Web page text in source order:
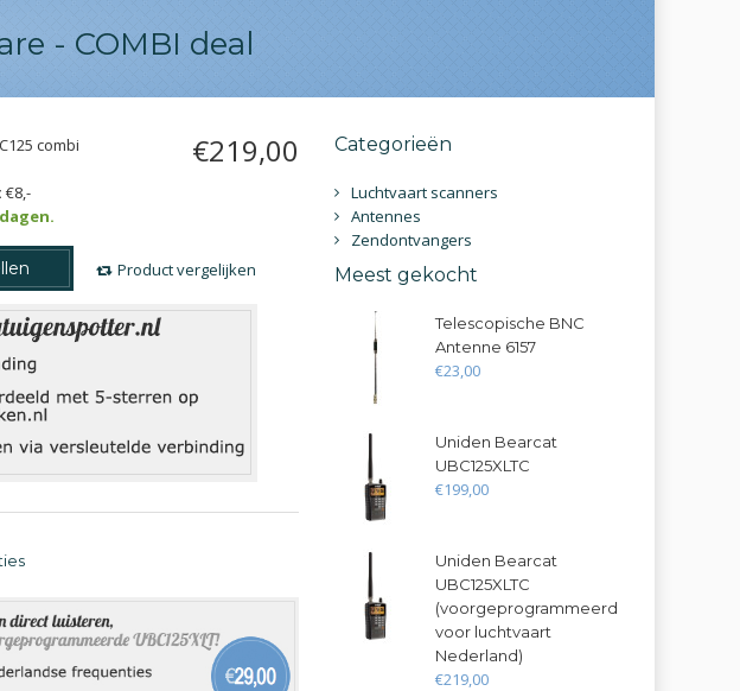
- COMBI deal
combi
€8,-
€219,00
Product vergelijken
Categorieën
Luchtvaart scanners
Antennes
Zendontvangers
Meest gekocht
Telescopische BNC
Antenne 6157
€23,00
Uniden Bearcat
UBC125XLTC
€199,00
Uniden Bearcat
UBC125XLTC
(voorgeprogrammeerd
voor luchtvaart
Nederland)
€219,00